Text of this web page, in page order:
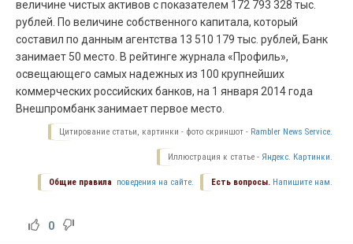
величине чистых активов с показателем 172 793 328 тыс.
рублей. По величине собственного капитала, который
составил по данным агентства 13 510 179 тыс. рублей, Банк
занимает 50 место. В рейтинге журнала «Профиль»,
освещающего самых надежных из 100 крупнейших
коммерческих российских банков, на 1 января 2014 года
Внешпромбанк занимает первое место.
Цитирование статьи, картинки - фото скриншот - Rambler News Service.
Иллюстрация к статье - Яндекс. Картинки.
Есть вопросы. Напишите нам.
Общие правила поведения на сайте.
0